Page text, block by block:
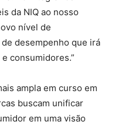
​​da NIQ ao nosso
nível de
desempenho que irá
consumidores.”
ampla em curso em
buscam unificar
em uma visão